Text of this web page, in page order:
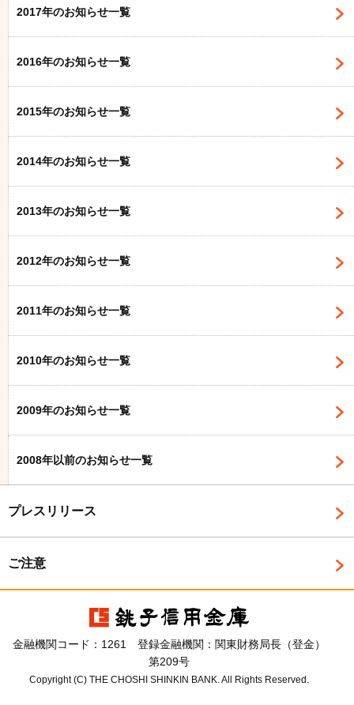
2017年のお知らせ一覧
2016年のお知らせ一覧
2015年のお知らせ一覧
2014年のお知らせ一覧
2013年のお知らせ一覧
2012年のお知らせ一覧
2011年のお知らせ一覧
2010年のお知らせ一覧
2009年のお知らせ一覧
2008年以前のお知らせ一覧
プレスリリース
ご注意
金融機関コード：1261 登録金融機関：関東財務局長（登金）
第209号
Copyright (C) THE CHOSHI SHINKIN BANK. All Rights Reserved.